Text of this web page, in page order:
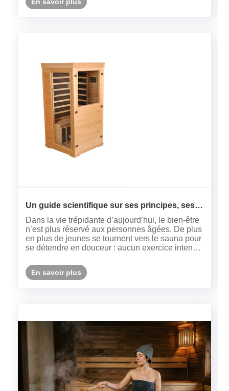
l'Himalaya avec le rayonnement thermique
Un guide scientifique sur ses principes, ses
avantages et son utilisation sûre
Dans la vie trépidante d’aujourd’hui, le bien-être
n’est plus réservé aux personnes âgées. De plus
en plus de jeunes se tournent vers le sauna pour
se détendre en douceur : aucun exercice intense
soulager le stress physique et mental. Pourtant,
beaucoup......
En savoir plus